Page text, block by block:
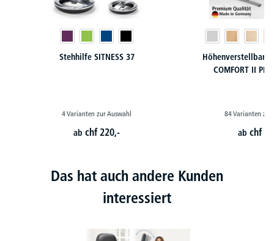
Stehhilfe SITNESS 37
4 Varianten zur Auswahl
abchf 220,-
Höhenverstellbare
COMFORT II
84 Varianten zur
abchf
Das hat auch andere Kunden
interessiert